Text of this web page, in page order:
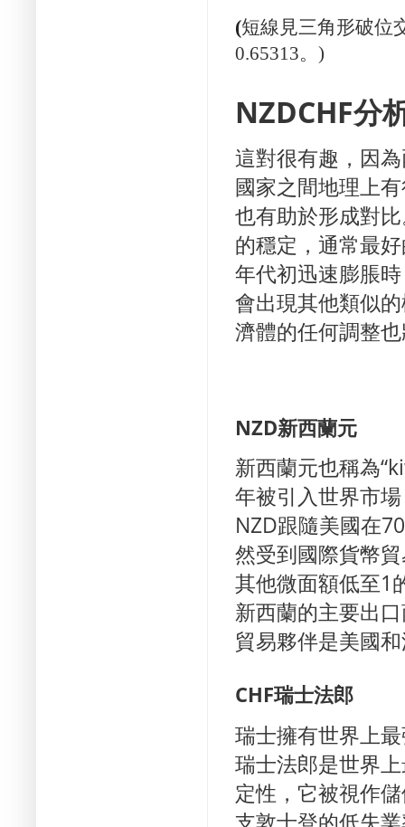
(短線見三角形破位
0.65313。)
NZDCHF分
這對很有趣，因
國家之間地理上
也有助於形成對
的穩定，通常最
年代初迅速膨脹
會出現其他類似
濟體的任何調整
NZD新西蘭元
新西蘭元也稱為
年被引入世界市
NZD跟隨美國在
然受到國際貨幣
其他微面額低至1
新西蘭的主要出
貿易夥伴是美國
CHF瑞士法郎
瑞士擁有世界上
瑞士法郎是世界
定性，它被視作
支敦士登的低失